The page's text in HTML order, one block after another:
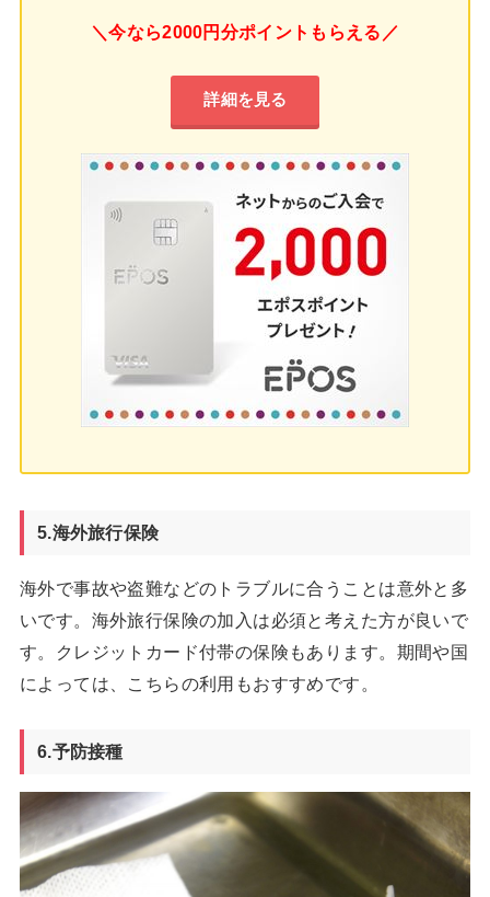
＼今なら2000円分ポイントもらえる／
詳細を見る
5.海外旅行保険
海外で事故や盗難などのトラブルに合うことは意外と多
いです。海外旅行保険の加入は必須と考えた方が良いで
す。クレジットカード付帯の保険もあります。期間や国
によっては、こちらの利用もおすすめです。
6.予防接種